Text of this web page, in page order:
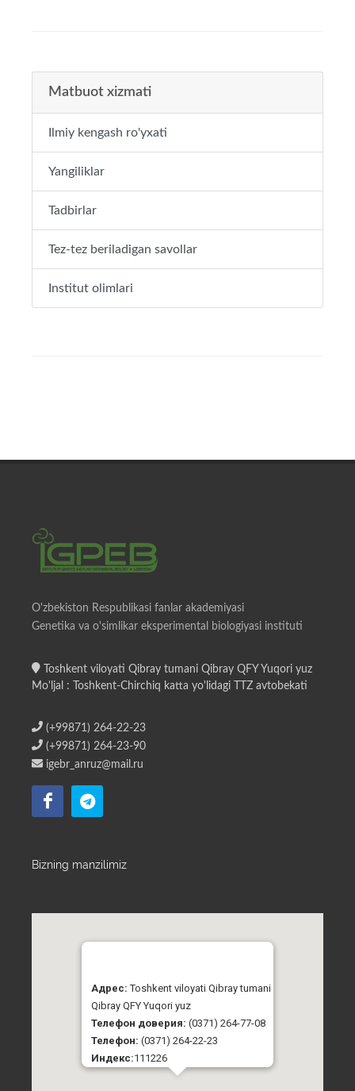
Matbuot xizmati
Ilmiy kengash ro'yxati
Yangiliklar
Tadbirlar
Tez-tez beriladigan savollar
Institut olimlari
O'zbekiston Respublikasi fanlar akademiyasi
Genetika va o'simlikar eksperimental biologiyasi instituti
Toshkent viloyati Qibray tumani Qibray QFY Yuqori yuz
Mo'ljal : Toshkent-Chirchiq katta yo'lidagi TTZ avtobekati
(+99871) 264-22-23
(+99871) 264-23-90
igebr_anruz@mail.ru
Bizning manzilimiz
Адрес:Toshkent viloyati Qibray tumani
Qibray QFY Yuqori yuz
Телефон доверия: (0371) 264-77-08
Телефон: (0371) 264-22-23
Индекс:111226